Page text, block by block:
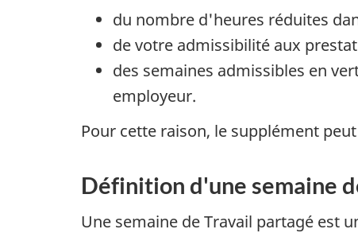
du nombre d'heures réduites
de votre admissibilité aux
des semaines admissibles en
employeur.
Pour cette raison, le supplément peut
Définition d'une semaine
Une semaine de Travail partagé est